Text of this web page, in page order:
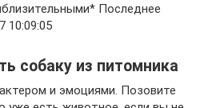
Последнее
10:09:05
собаку из питомника
и эмоциями. Позовите